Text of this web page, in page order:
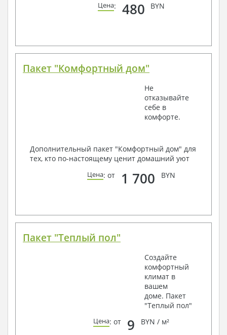
Цена: 480 BYN
Пакет "Комфортный дом"
Не
отказывайте
себе в
комфорте.
Дополнительный пакет "Комфортный дом" для
тех, кто по-настоящему ценит домашний уют
Цена: от 1 700 BYN
Пакет "Теплый пол"
Создайте
комфортный
климат в
вашем
доме. Пакет
"Теплый пол"
Цена: от 9 BYN / м²